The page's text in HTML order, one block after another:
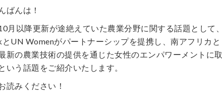
ばんは！
月以降更新が途絶えていた農業分野に関する話題として、
UN Womenがパートナーシップを提携し、南アフリカと
新の農業技術の提供を通じた女性のエンパワーメントに取
いう話題をご紹介いたします。
読みください！